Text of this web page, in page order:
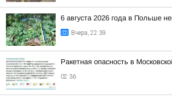
6 августа 2026 года в Польше
Вчера, 22:39
Ракетная опасность в
02:36